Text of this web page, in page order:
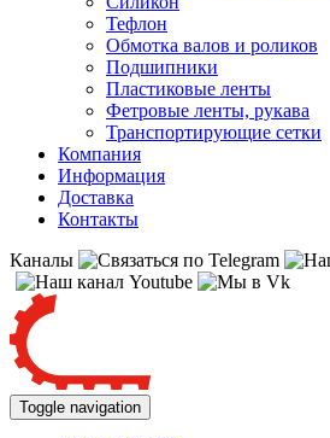
Тефлон
Обмотка валов и роликов
Подшипники
Пластиковые ленты
Фетровые ленты, рукава
Транспортирующие сетки
Компания
Информация
Доставка
Контакты
Каналы
Toggle navigation